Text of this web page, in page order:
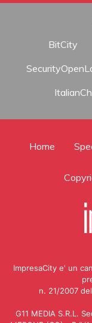
BitCity
Home
ImpresaCity e' un
n. 21/2007
G11 MEDIA S.R.L.